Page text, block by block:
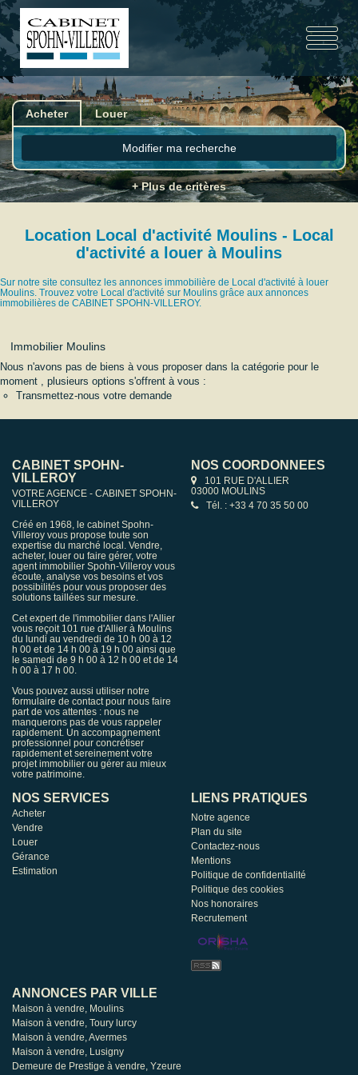
Acheter Louer
Modifier ma recherche
+ Plus de critères
Location Local d'activité Moulins - Local
d'activité a louer à Moulins
Sur notre site consultez les annonces immobilière de Local d'activité à louer
Moulins. Trouvez votre Local d'activité sur Moulins grâce aux annonces
immobilières de CABINET SPOHN-VILLEROY.
Immobilier Moulins
Nous n'avons pas de biens à vous proposer dans la catégorie pour le
moment , plusieurs options s'offrent à vous :
Transmettez-nous votre demande
CABINET SPOHN-
VILLEROY
VOTRE AGENCE - CABINET SPOHN-
VILLEROY
Créé en 1968, le cabinet Spohn-
Villeroy vous propose toute son
expertise du marché local. Vendre,
acheter, louer ou faire gérer, votre
agent immobilier Spohn-Villeroy vous
écoute, analyse vos besoins et vos
possibilités pour vous proposer des
solutions taillées sur mesure.
Cet expert de l'immobilier dans l'Allier
vous reçoit 101 rue d'Allier à Moulins
du lundi au vendredi de 10 h 00 à 12
h 00 et de 14 h 00 à 19 h 00 ainsi que
le samedi de 9 h 00 à 12 h 00 et de 14
h 00 à 17 h 00.
Vous pouvez aussi utiliser notre
formulaire de contact pour nous faire
part de vos attentes : nous ne
manquerons pas de vous rappeler
rapidement. Un accompagnement
professionnel pour concrétiser
rapidement et sereinement votre
projet immobilier ou gérer au mieux
votre patrimoine.
NOS COORDONNÉES
101 RUE D'ALLIER
03000 MOULINS
Tél. : +33 4 70 35 50 00
NOS SERVICES
Acheter
Vendre
Louer
Gérance
Estimation
LIENS PRATIQUES
Notre agence
Plan du site
Contactez-nous
Mentions
Politique de confidentialité
Politique des cookies
Nos honoraires
Recrutement
ANNONCES PAR VILLE
Maison à vendre, Moulins
Maison à vendre, Toury lurcy
Maison à vendre, Avermes
Maison à vendre, Lusigny
Demeure de Prestige à vendre, Yzeure